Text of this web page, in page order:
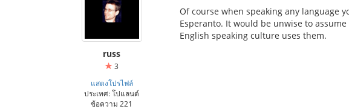
russ
3
แสดงโปรไฟล์
ประเทศ: โปแลนด์
ข้อความ 221
Of course when speaking any language
Esperanto. It would be unwise to
English speaking culture uses them.